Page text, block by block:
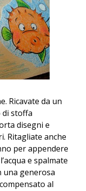
Ricavate da un
di stoffa
disegni e
Ritagliate anche
per appendere
e spalmate
generosa
al